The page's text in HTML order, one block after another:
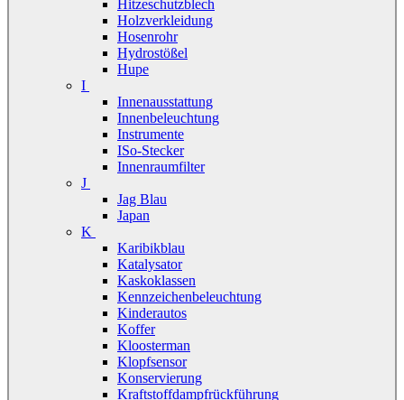
Hitzeschutzblech
Holzverkleidung
Hosenrohr
Hydrostößel
Hupe
I
Innenausstattung
Innenbeleuchtung
Instrumente
ISo-Stecker
Innenraumfilter
J
Jag Blau
Japan
K
Karibikblau
Katalysator
Kaskoklassen
Kennzeichenbeleuchtung
Kinderautos
Koffer
Kloosterman
Klopfsensor
Konservierung
Kraftstoffdampfrückführung